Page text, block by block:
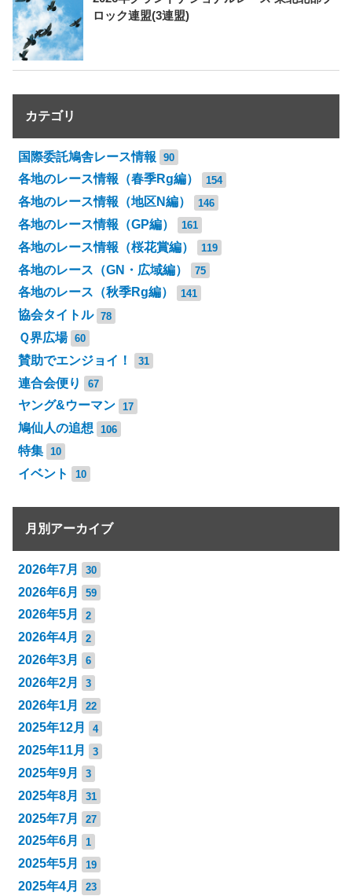
ロック連盟(3連盟)
カテゴリ
国際委託鳩舎レース情報 90
各地のレース情報（春季Rg編） 154
各地のレース情報（地区N編） 146
各地のレース情報（GP編） 161
各地のレース情報（桜花賞編） 119
各地のレース（GN・広域編） 75
各地のレース（秋季Rg編） 141
協会タイトル 78
Ｑ界広場 60
賛助でエンジョイ！ 31
連合会便り 67
ヤング&ウーマン 17
鳩仙人の追想 106
特集 10
イベント 10
月別アーカイブ
2026年7月 30
2026年6月 59
2026年5月 2
2026年4月 2
2026年3月 6
2026年2月 3
2026年1月 22
2025年12月 4
2025年11月 3
2025年9月 3
2025年8月 31
2025年7月 27
2025年6月 1
2025年5月 19
2025年4月 23